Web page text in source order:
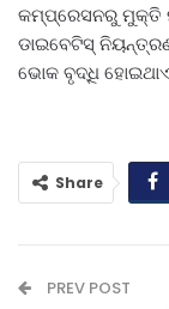
କମ୍‌ପ୍ରେସନରୁ ମୁକ୍ତି
ଡାଇବେଟିସ୍‌
ଭୋକ ବୃଦ୍ଧି
Share
PREV POST